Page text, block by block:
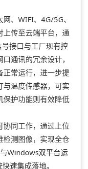
、WIFI、4G/5G、
传至云端平台，通
接口与工厂现有控
通讯的冗余设计，
常运行，进一步提
温度传感器，可实
保护功能则有效降低
同工作，通过上位
检测图像，实现全仓
Windows双平台运
速集成落地。